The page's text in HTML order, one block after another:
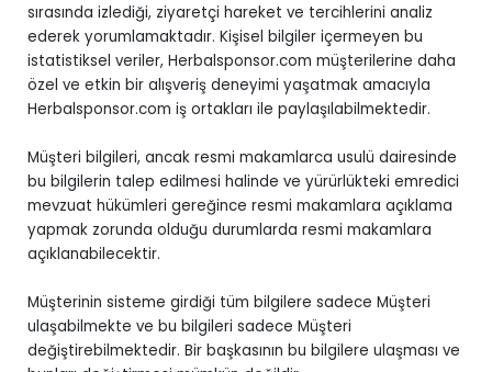
sırasında izlediği, ziyaretçi hareket ve tercihlerini analiz
ederek yorumlamaktadır. Kişisel bilgiler içermeyen bu
istatistiksel veriler, Herbalsponsor.com müşterilerine daha
özel ve etkin bir alışveriş deneyimi yaşatmak amacıyla
Herbalsponsor.com iş ortakları ile paylaşılabilmektedir.
Müşteri bilgileri, ancak resmi makamlarca usulü dairesinde
bu bilgilerin talep edilmesi halinde ve yürürlükteki emredici
mevzuat hükümleri gereğince resmi makamlara açıklama
yapmak zorunda olduğu durumlarda resmi makamlara
açıklanabilecektir.
Müşterinin sisteme girdiği tüm bilgilere sadece Müşteri
ulaşabilmekte ve bu bilgileri sadece Müşteri
değiştirebilmektedir. Bir başkasının bu bilgilere ulaşması ve